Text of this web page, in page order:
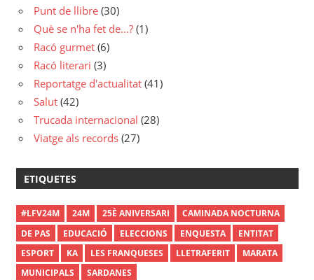
Punt de llibre (30)
Què se n'ha fet de…? (1)
Racó gurmet (6)
Racó literari (3)
Reportatge d'actualitat (41)
Salut (42)
Trucada internacional (28)
Viatge als records (27)
ETIQUETES
#LFV24M 24M 25È ANIVERSARI
CAMINADA NOCTURNA
DE PAS
EDUCACIÓ ELECCIONS ENQUESTA
ENTITAT
ESPORT
KA LES FRANQUESES LLETRAFERIT
MARATA
MUNICIPALS
SARDANES